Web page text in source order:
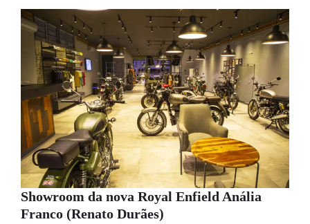
Showroom da nova Royal Enfield Anália
Franco (Renato Durães)